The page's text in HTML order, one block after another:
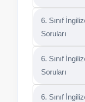
6. Sınıf
Soruları
6. Sınıf
Soruları
6. Sınıf